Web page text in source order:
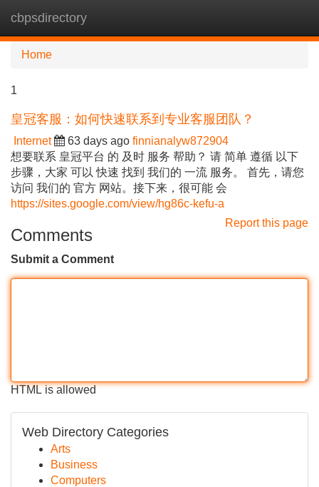
cbpsdirectory
Home
1
皇冠客服：如何快速联系到专业客服团队？
Internet 63 days ago finnianalyw872904
想要联系 皇冠平台 的 及时 服务 帮助？ 请 简单 遵循 以下
步骤，大家 可以 快速 找到 我们的 一流 服务。 首先，请您
访问 我们的 官方 网站。接下来，很可能 会
https://sites.google.com/view/hg86c-kefu-a
Report this page
Comments
Submit a Comment
HTML is allowed
Web Directory Categories
Arts
Business
Computers